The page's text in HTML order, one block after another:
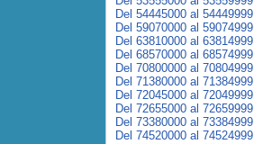
Del 54445000 al 54449999
Del 59070000 al 59074999
Del 63810000 al 63814999
Del 68570000 al 68574999
Del 70800000 al 70804999
Del 71380000 al 71384999
Del 72045000 al 72049999
Del 72655000 al 72659999
Del 73380000 al 73384999
Del 74520000 al 74524999